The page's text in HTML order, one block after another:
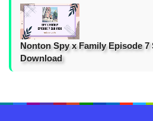
Nonton Spy x Family Episode 7
Download